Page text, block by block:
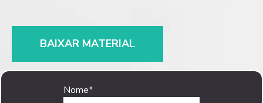
BAIXAR MATERIAL
Nome*